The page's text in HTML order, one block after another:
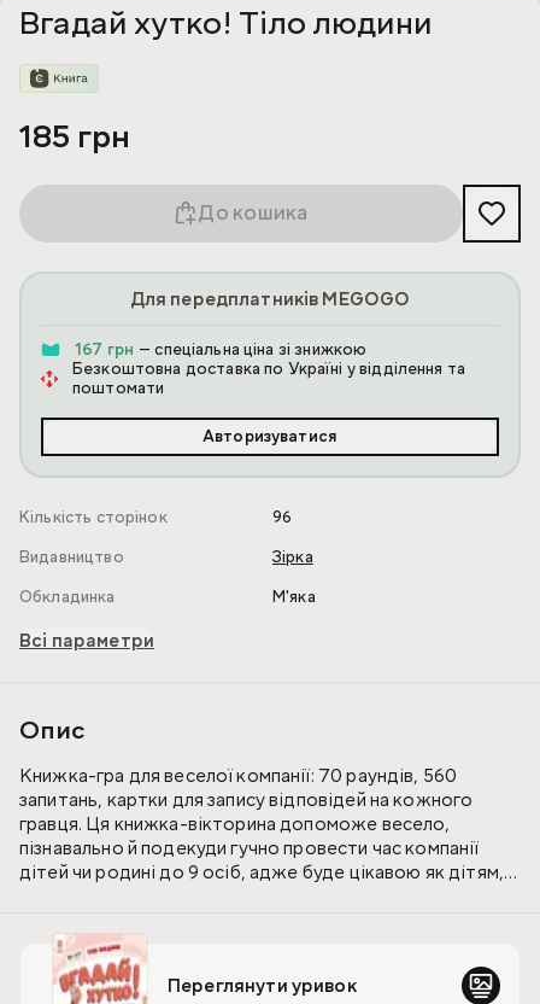
Вгадай хутко! Тіло людини
185 грн
До кошика
Для передплатників MEGOGO
167 грн — спеціальна ціна зі знижкою
Безкоштовна доставка по Україні у відділення та
поштомати
Авторизуватися
Кількість сторінок
96
Видавництво
Зірка
Обкладинка
М'яка
Всі параметри
Опис
Книжка-гра для веселої компанії: 70 раундів, 560
запитань, картки для запису відповідей на кожного
гравця. Ця книжка-вікторина допоможе весело,
пізнавально й подекуди гучно провести час компанії
дітей чи родині до 9 осіб, адже буде цікавою як дітям,
відповідь.
Запитання добирали таким чином, щоб гравцям нелегко
Переглянути уривок